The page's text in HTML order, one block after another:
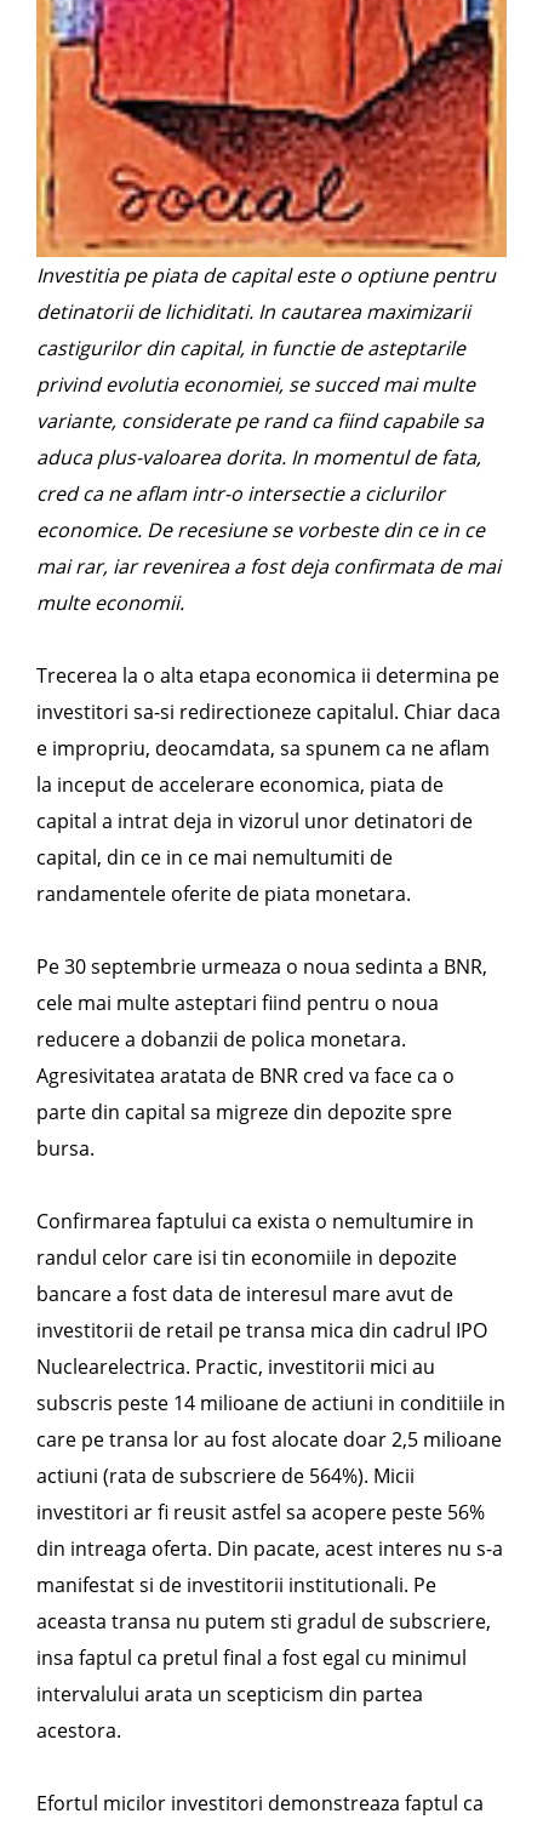
Investitia pe piata de capital este o optiune pentru
detinatorii de lichiditati. In cautarea maximizarii
castigurilor din capital, in functie de asteptarile
privind evolutia economiei, se succed mai multe
variante, considerate pe rand ca fiind capabile sa
aduca plus-valoarea dorita. In momentul de fata,
cred ca ne aflam intr-o intersectie a ciclurilor
economice. De recesiune se vorbeste din ce in ce
mai rar, iar revenirea a fost deja confirmata de mai
multe economii.
Trecerea la o alta etapa economica ii determina pe
investitori sa-si redirectioneze capitalul. Chiar daca
e impropriu, deocamdata, sa spunem ca ne aflam
la inceput de accelerare economica, piata de
capital a intrat deja in vizorul unor detinatori de
capital, din ce in ce mai nemultumiti de
randamentele oferite de piata monetara.
Pe 30 septembrie urmeaza o noua sedinta a BNR,
cele mai multe asteptari fiind pentru o noua
reducere a dobanzii de polica monetara.
Agresivitatea aratata de BNR cred va face ca o
parte din capital sa migreze din depozite spre
bursa.
Confirmarea faptului ca exista o nemultumire in
randul celor care isi tin economiile in depozite
bancare a fost data de interesul mare avut de
investitorii de retail pe transa mica din cadrul IPO
Nuclearelectrica. Practic, investitorii mici au
subscris peste 14 milioane de actiuni in conditiile in
care pe transa lor au fost alocate doar 2,5 milioane
actiuni (rata de subscriere de 564%). Micii
investitori ar fi reusit astfel sa acopere peste 56%
din intreaga oferta. Din pacate, acest interes nu s-a
manifestat si de investitorii institutionali. Pe
aceasta transa nu putem sti gradul de subscriere,
insa faptul ca pretul final a fost egal cu minimul
intervalului arata un scepticism din partea
acestora.
Efortul micilor investitori demonstreaza faptul ca